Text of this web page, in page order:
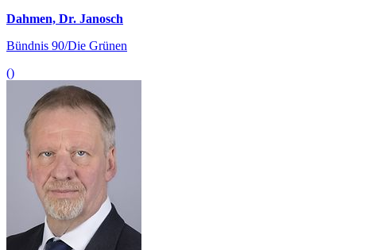
Dahmen, Dr. Janosch
Bündnis 90/Die Grünen
()